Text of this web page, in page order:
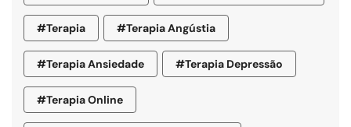
#terapia #terapia Angústia
#terapia Ansiedade #terapia Depressão
#terapia Online